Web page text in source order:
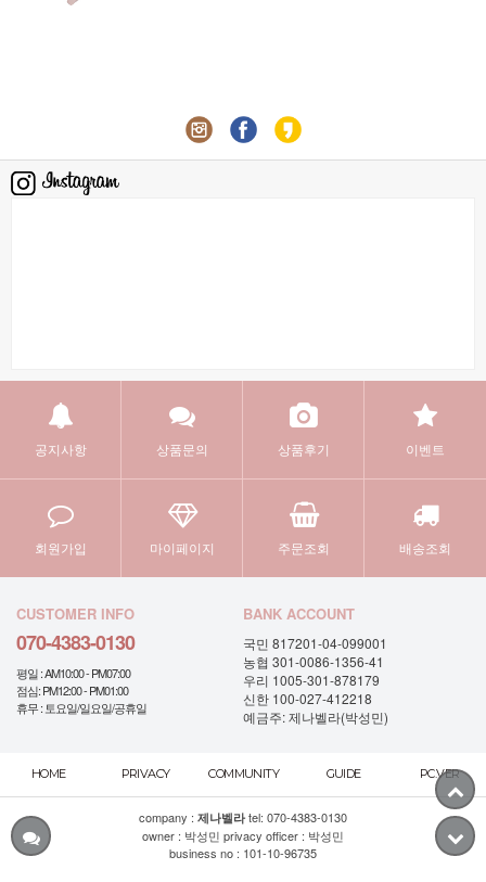
공지사항 상품문의 상품후기 이벤트
회원가입 마이페이지 주문조회 배송조회
CUSTOMER INFO
070-4383-0130
평일 : AM10:00 - PM07:00
점심: PM12:00 - PM01:00
휴무 : 토요일/일요일/공휴일
BANK ACCOUNT
국민 817201-04-099001
농협 301-0086-1356-41
우리 1005-301-878179
신한 100-027-412218
예금주: 제나벨라(박성민)
HOME PRIVACY COMMUNITY GUIDE PC.VER
company : 제나벨라 tel: 070-4383-0130
owner : 박성민 privacy officer : 박성민
business no : 101-10-96735